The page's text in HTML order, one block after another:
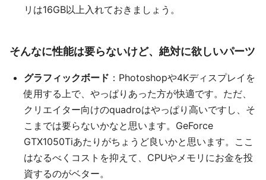
リは16GB以上入れておきましょう。
そんなに性能は要らないけど、絶対に欲しいパーツ
グラフィックボード ：Photoshopや4Kディスプレイを
使用する上で、やっぱりあった方が快適です。ただ、
クリエイター向けのquadroはやっぱり高いですし、そ
こまでは要らないかなと思います。GeForce
GTX1050Tiあたりがちょうど良いかと思います。ここ
はなるべくコストを抑えて、CPUやメモリにお金を投
資するのがベター。